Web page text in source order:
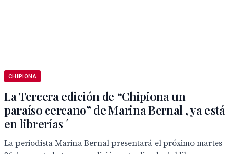
CHIPIONA
La Tercera edición de “Chipiona un
paraíso cercano” de Marina Bernal , ya está
en librerías ´
La periodista Marina Bernal presentará el próximo martes